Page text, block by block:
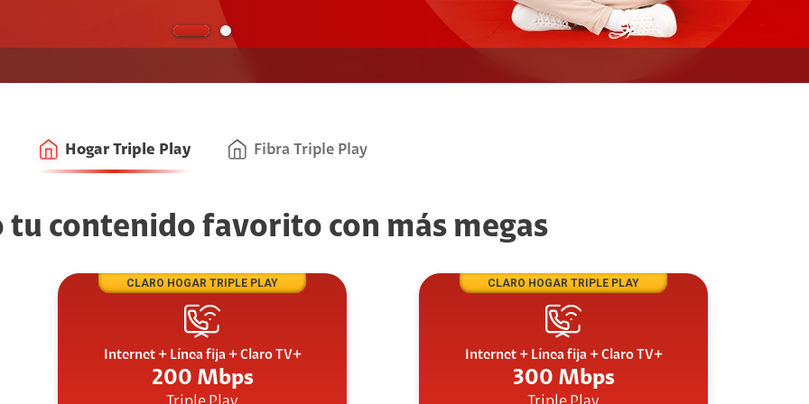
Hogar Triple Play Fibra Triple Play
contenido favorito con más megas
CLARO HOGAR TRIPLE PLAY
Internet + Línea fija + Claro TV+
200 Mbps
CLARO HOGAR TRIPLE PLAY
Internet + Línea fija + Claro TV+
300 Mbps